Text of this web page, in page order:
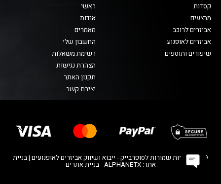
קסדות
מבצעים
אביזרים לרוכב
אביזרים לאופנוע
שיפורים ותוספים
ראשי
אודות
מאמרים
החשבון שלי
רשימת משאלות
הצהרת נגישות
תקנון האתר
יצירת קשר
© כל הזכויות שמורות לסופרבייק - ייבוא ושיווק אביזרים לאופנועים | בניית
אתר: ALPHANETX - בניית אתרים